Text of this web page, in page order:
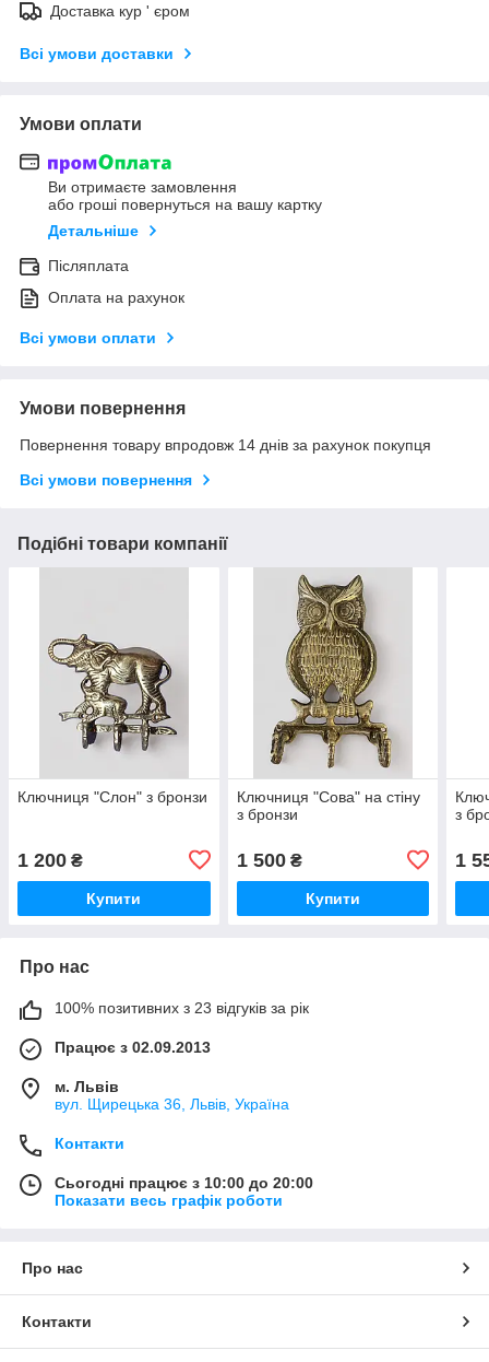
Доставка кур ' єром
Всі умови доставки
Умови оплати
Ви отримаєте замовлення
або гроші повернуться на вашу картку
Детальніше
Післяплата
Оплата на рахунок
Всі умови оплати
Умови повернення
Повернення товару впродовж 14 днів за рахунок покупця
Всі умови повернення
Подібні товари компанії
Ключниця "Слон" з бронзи
1 200 ₴
Купити
Ключниця "Сова" на стіну
з бронзи
1 500₴
Купити
з
1
Про нас
100% позитивних з 23 відгуків за рік
Працює з 02.09.2013
м. Львів
вул. Щирецька 36, Львів, Україна
Контакти
Сьогодні працює з 10:00 до 20:00
Показати весь графік роботи
Про нас
Контакти